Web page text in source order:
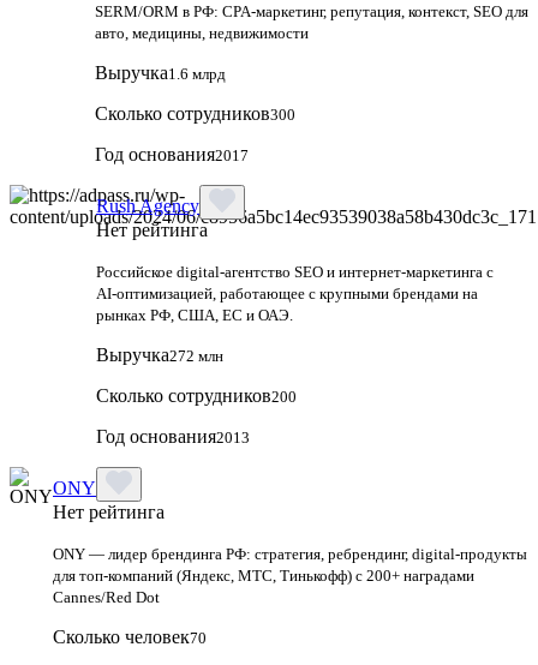
SERM/ORM в РФ: CPA-маркетинг, репутация, контекст, SEO для
авто, медицины, недвижимости
Выручка1.6 млрд
Сколько сотрудников300
Год основания2017
Rush Agency
Нет рейтинга
Российское digital‑агентство SEO и интернет‑маркетинга с
AI‑оптимизацией, работающее с крупными брендами на
рынках РФ, США, ЕС и ОАЭ.
Выручка272 млн
Сколько сотрудников200
Год основания2013
ONY
Нет рейтинга
ONY — лидер брендинга РФ: стратегия, ребрендинг, digital-продукты
для топ-компаний (Яндекс, МТС, Тинькофф) с 200+ наградами
Cannes/Red Dot
Сколько человек70